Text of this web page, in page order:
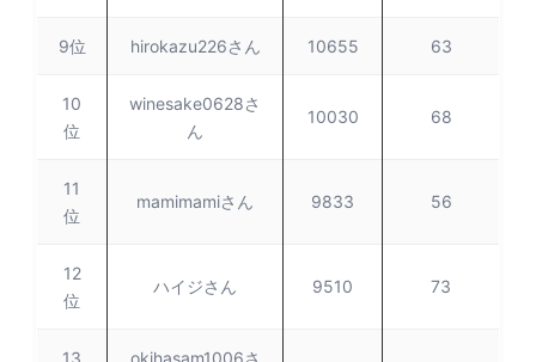
9位 hirokazu226さん 10655 63
10
位
winesake0628さ
ん
10030 68
11
位
mamimamiさん 9833 56
12
位
ハイジさん 9510 73
13
okihasam1006さ